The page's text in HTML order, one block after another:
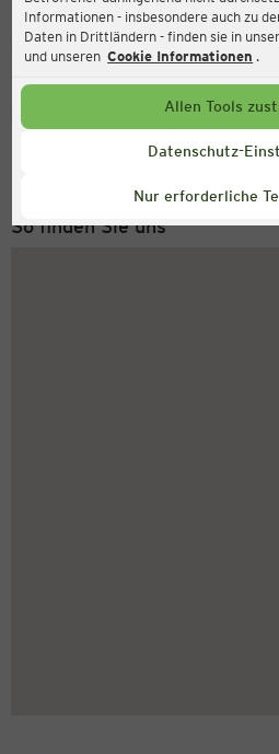
Informationen - insbesondere auch zu
Daten in Drittländern - finden sie in
und unseren Cookie Informationen .
Allen Tools
Datenschutz-
Nur erforderliche
Aktuell:
Geschlossen
Service Hotline
+43 (0) 1 2675 502
So finden Sie uns